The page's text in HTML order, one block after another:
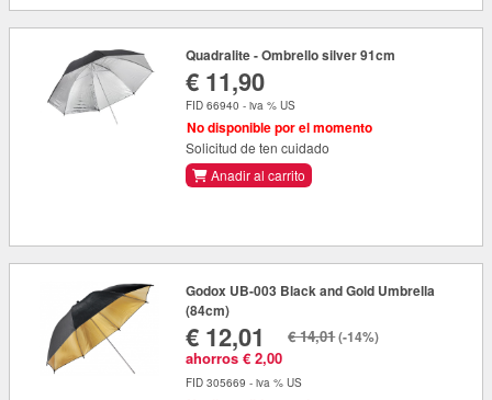
Quadralite - Ombrello silver 91cm
€ 11,90
FID 66940 - iva % US
No disponible por el momento
Solicitud de ten cuidado
Anadir al carrito
Godox UB-003 Black and Gold Umbrella
(84cm)
€ 12,01
ahorros € 2,00
€ 14,01(-14%)
FID 305669 - iva % US